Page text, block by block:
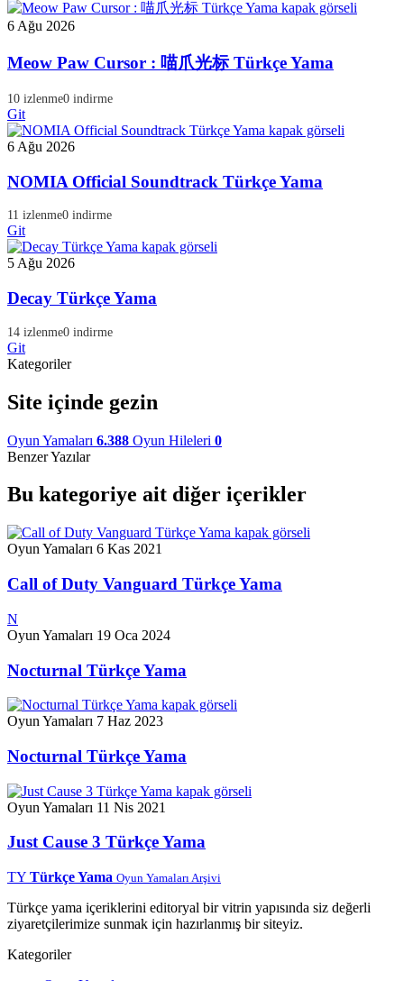
6 Ağu 2026
Meow Paw Cursor : 喵爪光标 Türkçe Yama
10 izlenme0 indirme
Git
6 Ağu 2026
NOMIA Official Soundtrack Türkçe Yama
11 izlenme0 indirme
Git
5 Ağu 2026
Decay Türkçe Yama
14 izlenme0 indirme
Git
Kategoriler
Site içinde gezin
Oyun Yamaları 6.388 Oyun Hileleri 0
Benzer Yazılar
Bu kategoriye ait diğer içerikler
Oyun Yamaları 6 Kas 2021
Call of Duty Vanguard Türkçe Yama
N
Oyun Yamaları 19 Oca 2024
Nocturnal Türkçe Yama
Oyun Yamaları 7 Haz 2023
Nocturnal Türkçe Yama
Oyun Yamaları 11 Nis 2021
Just Cause 3 Türkçe Yama
TY Türkçe Yama Oyun Yamaları Arşivi
Türkçe yama içeriklerini editoryal bir vitrin yapısında siz değerli
ziyaretçilerimize sunmak için hazırlanmış bir siteyiz.
Kategoriler